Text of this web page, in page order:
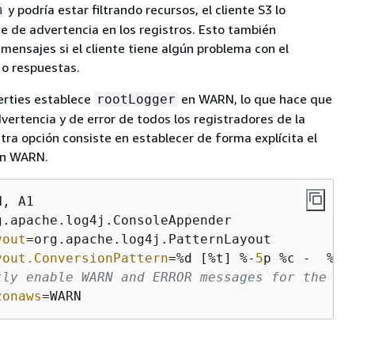
y podría estar filtrando recursos, el cliente S3 lo
de advertencia en los registros. Esto también
si el cliente tiene algún problema con el
respuestas.
establece rootLogger en WARN, lo que hace que
y de error de todos los registradores de la
opción consiste en establecer de forma explícita el
WARN.
=%d [%t] %- 5
WARN and ERROR messages for the
=WARN